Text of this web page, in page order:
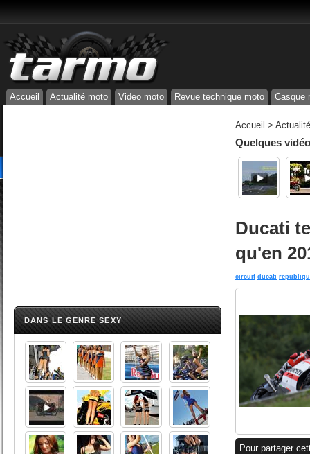
Accueil Actualité moto Video moto Revue technique moto Casque
DANS LE GENRE SEXY
Accueil >
Quelques
Ducati
qu'en
circuit ducati
Pour partager